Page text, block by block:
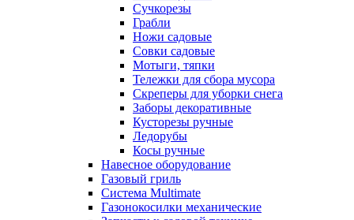
Сучкорезы
Грабли
Ножи садовые
Совки садовые
Мотыги, тяпки
Тележки для сбора мусора
Скреперы для уборки снега
Заборы декоративные
Кусторезы ручные
Ледорубы
Косы ручные
Навесное оборудование
Газовый гриль
Система Multimate
Газонокосилки механические